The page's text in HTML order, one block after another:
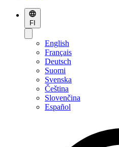
FI
English
Français
Deutsch
Suomi
Svenska
Čeština
Slovenčina
Español